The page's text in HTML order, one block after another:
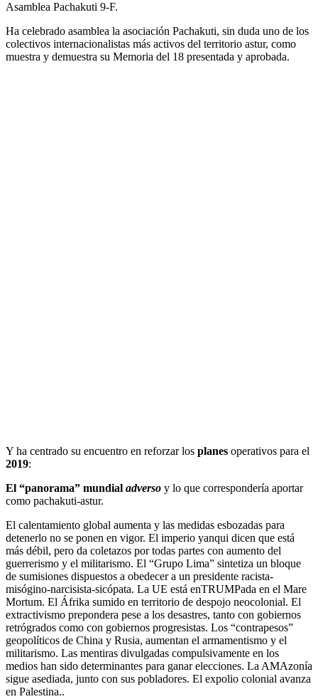
Asamblea Pachakuti 9-F.
Ha celebrado asamblea la asociación Pachakuti, sin duda uno de los
colectivos internacionalistas más activos del territorio astur, como
muestra y demuestra su Memoria del 18 presentada y aprobada.
Y ha centrado su encuentro en reforzar los planes operativos para el
2019:
El “panorama” mundial adverso y lo que correspondería aportar
como pachakuti-astur.
El calentamiento global aumenta y las medidas esbozadas para
detenerlo no se ponen en vigor. El imperio yanqui dicen que está
más débil, pero da coletazos por todas partes con aumento del
guerrerismo y el militarismo. El “Grupo Lima” sintetiza un bloque
de sumisiones dispuestos a obedecer a un presidente racista-
misógino-narcisista-sicópata. La UE está enTRUMPada en el Mare
Mortum. El Áfrika sumido en territorio de despojo neocolonial. El
extractivismo prepondera pese a los desastres, tanto con gobiernos
retrógrados como con gobiernos progresistas. Los “contrapesos”
geopolíticos de China y Rusia, aumentan el armamentismo y el
militarismo. Las mentiras divulgadas compulsivamente en los
medios han sido determinantes para ganar elecciones. La AMAzonía
sigue asediada, junto con sus pobladores. El expolio colonial avanza
en Palestina..